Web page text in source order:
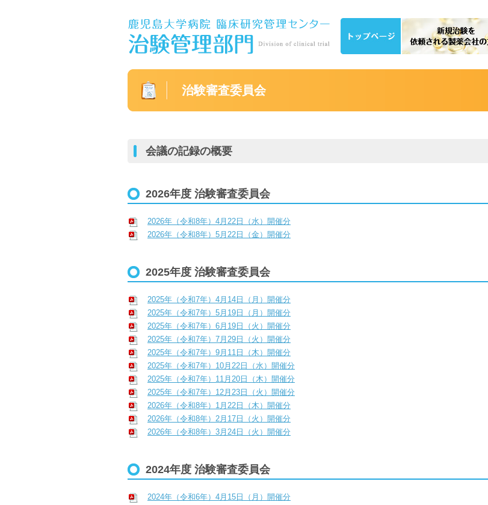
治験審査委員会
会議の記録の概要
2026年度 治験審査委員会
2026年（令和8年）4月22日（水）開催分
2026年（令和8年）5月22日（金）開催分
2025年度 治験審査委員会
2025年（令和7年）4月14日（月）開催分
2025年（令和7年）5月19日（月）開催分
2025年（令和7年）6月19日（火）開催分
2025年（令和7年）7月29日（火）開催分
2025年（令和7年）9月11日（木）開催分
2025年（令和7年）10月22日（水）開催分
2025年（令和7年）11月20日（木）開催分
2025年（令和7年）12月23日（火）開催分
2026年（令和8年）1月22日（木）開催分
2026年（令和8年）2月17日（火）開催分
2026年（令和8年）3月24日（火）開催分
2024年度 治験審査委員会
2024年（令和6年）4月15日（月）開催分